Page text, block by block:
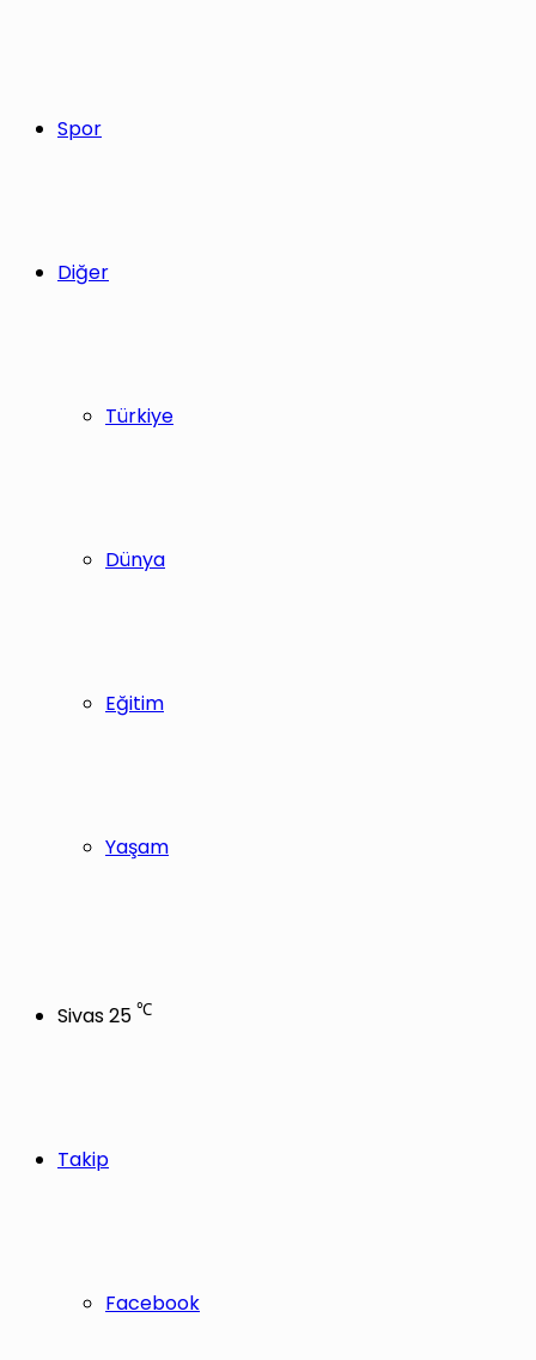
Spor
Diğer
Türkiye
Dünya
Eğitim
Yaşam
Sivas25 ℃
Takip
Facebook